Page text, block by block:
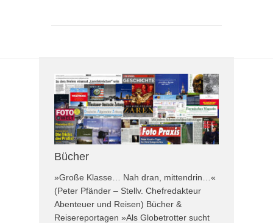
Bücher
»Große Klasse… Nah dran, mittendrin…«
(Peter Pfänder – Stellv. Chefredakteur
Abenteuer und Reisen) Bücher &
Reisereportagen »Als Globetrotter sucht